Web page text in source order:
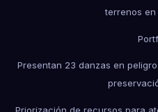
terrenos
Presentan 23 danzas en